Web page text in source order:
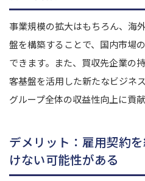
事業規模の拡大はもちろん、海
盤を構築することで、国内市場
できます。 また、買収先企業の
客基盤を活用した新たなビジネ
グループ全体の収益性向上に貢献
デメリット：雇用契約
けない可能性がある